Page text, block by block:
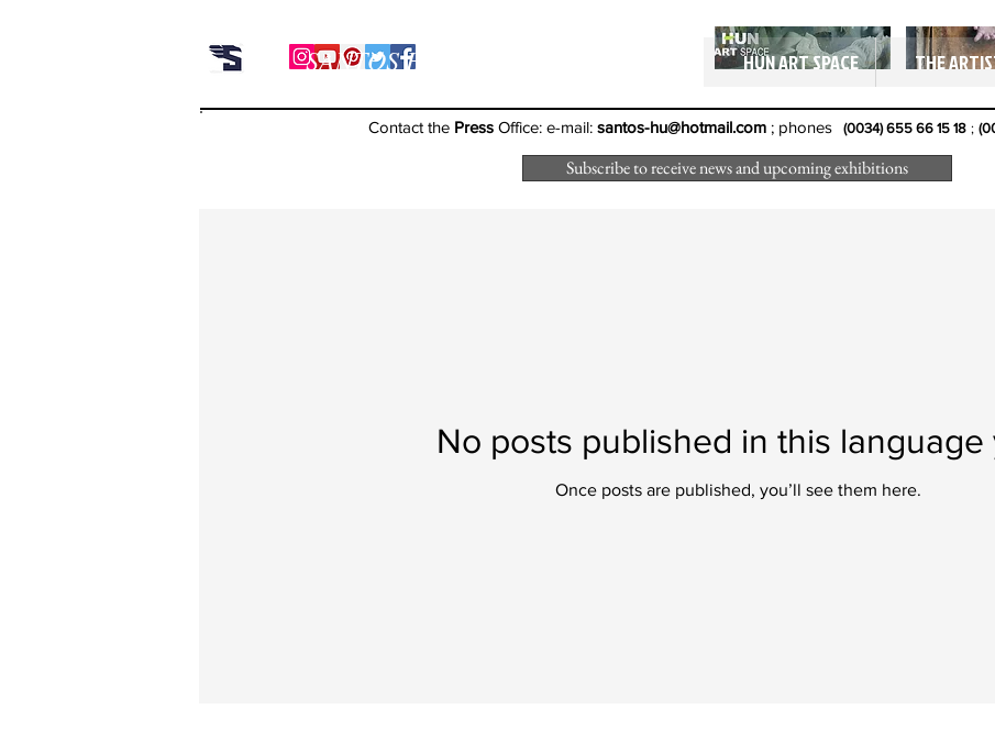
Contact the PressOffice: e-mail: santos-hu@hotmail.com; phones (0034) 655 66 15 18 ;
Subscribe to receive news and upcoming exhibitions
No posts published in this language
Once posts are published, you’ll see them here.
HUN ART SPACE THE
SANTOS HU